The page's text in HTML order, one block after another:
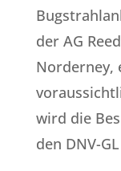
der AG
Norderney,
wird die
den DNV-